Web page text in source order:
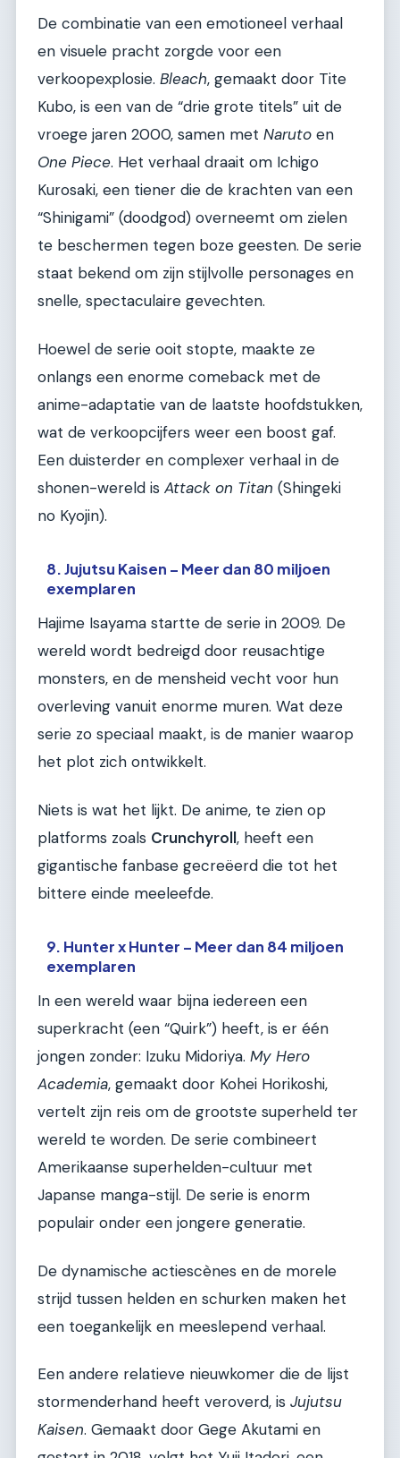
De combinatie van een emotioneel verhaal
en visuele pracht zorgde voor een
verkoopexplosie. Bleach, gemaakt door Tite
Kubo, is een van de “drie grote titels” uit de
vroege jaren 2000, samen met Naruto en
One Piece. Het verhaal draait om Ichigo
Kurosaki, een tiener die de krachten van een
“Shinigami” (doodgod) overneemt om zielen
te beschermen tegen boze geesten. De serie
staat bekend om zijn stijlvolle personages en
snelle, spectaculaire gevechten.
Hoewel de serie ooit stopte, maakte ze
onlangs een enorme comeback met de
anime-adaptatie van de laatste hoofdstukken,
wat de verkoopcijfers weer een boost gaf.
Een duisterder en complexer verhaal in de
shonen-wereld is Attack on Titan (Shingeki
no Kyojin).
8. Jujutsu Kaisen – Meer dan 80 miljoen
exemplaren
Hajime Isayama startte de serie in 2009. De
wereld wordt bedreigd door reusachtige
monsters, en de mensheid vecht voor hun
overleving vanuit enorme muren. Wat deze
serie zo speciaal maakt, is de manier waarop
het plot zich ontwikkelt.
Niets is wat het lijkt. De anime, te zien op
platforms zoals Crunchyroll, heeft een
gigantische fanbase gecreëerd die tot het
bittere einde meeleefde.
9. Hunter x Hunter – Meer dan 84 miljoen
exemplaren
In een wereld waar bijna iedereen een
superkracht (een “Quirk”) heeft, is er één
jongen zonder: Izuku Midoriya. My Hero
Academia, gemaakt door Kohei Horikoshi,
vertelt zijn reis om de grootste superheld ter
wereld te worden. De serie combineert
Amerikaanse superhelden-cultuur met
Japanse manga-stijl. De serie is enorm
populair onder een jongere generatie.
De dynamische actiescènes en de morele
strijd tussen helden en schurken maken het
een toegankelijk en meeslepend verhaal.
Een andere relatieve nieuwkomer die de lijst
stormenderhand heeft veroverd, is Jujutsu
Kaisen. Gemaakt door Gege Akutami en